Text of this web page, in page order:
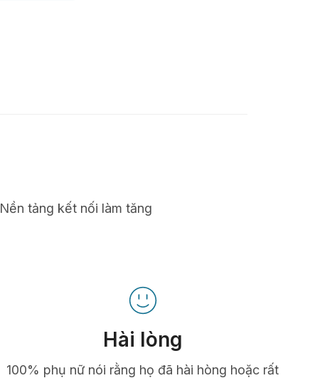
tảng kết nối làm tăng
Hài lòng
100% phụ nữ nói rằng họ đã hài hòng hoặc rất